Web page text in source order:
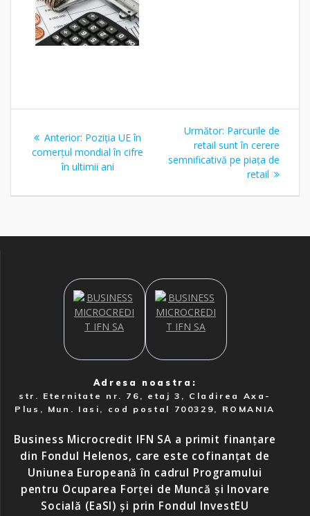
articole
Anterior: Articolul
anterior:
Poziția UE în
comerțul mondial în cifre
în ultimii ani
Următor: Articolul
următor:
Parcurile de
retail sunt în cerere
semnificativă pe piața de
retail
Adresa noastra:
str. Eternitate nr. 76, etaj 3, Cladirea Axa-
Plus, Mun. Iasi, cod postal 700329, ROMANIA
Business Microcredit IFN SA a primit finanțare
din Fondul Helenos, care este cofinanțat de
Uniunea Europeană în cadrul Programului
pentru Ocuparea Forței de Muncă și Inovare
Socială (EaSI) și prin Fondul InvestEU